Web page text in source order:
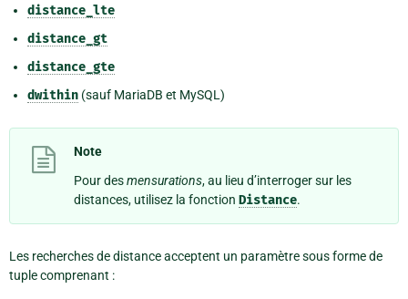
distance_lte
distance_gt
distance_gte
dwithin (sauf MariaDB et MySQL)
Note
Pour desmensurations, au lieu d’interroger sur les
distances, utilisez la fonction Distance.
Les recherches de distance acceptent un paramètre sous forme de
tuple comprenant :